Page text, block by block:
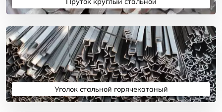
Подробнее
Уголок стальной горячекатаный
Подробнее